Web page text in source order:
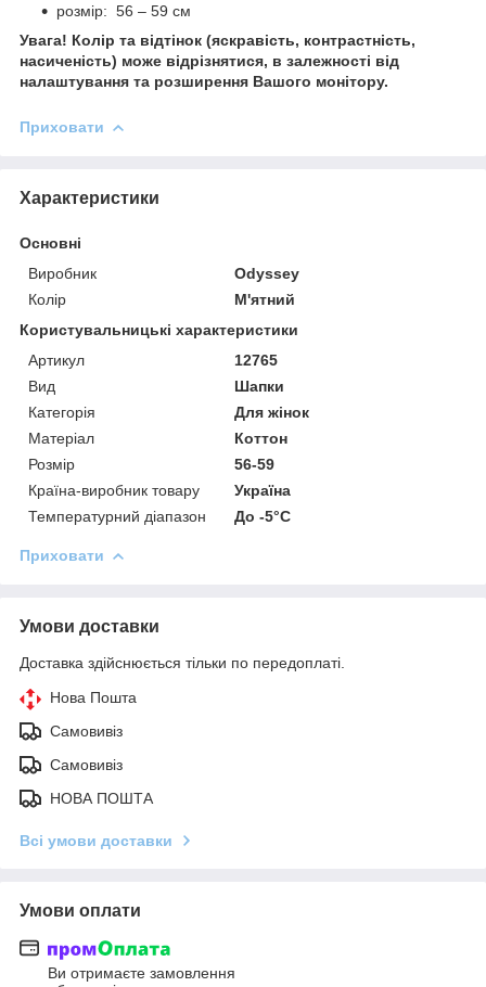
розмір: 56 – 59 см
Увага! Колір та відтінок (яскравість, контрастність,
насиченість) може відрізнятися, в залежності від
налаштування та розширення Вашого монітору.
Приховати
Характеристики
Основні
Виробник
Odyssey
Колір
М'ятний
Користувальницькі характеристики
Артикул
12765
Вид
Шапки
Категорія
Для жінок
Матеріал
Коттон
Розмір
56-59
Країна-виробник товару
Україна
Температурний діапазон
До -5°C
Приховати
Умови доставки
Доставка здійснюється тільки по передоплаті.
Нова Пошта
Самовивіз
Самовивіз
НОВА ПОШТА
Всі умови доставки
Умови оплати
Ви отримаєте замовлення